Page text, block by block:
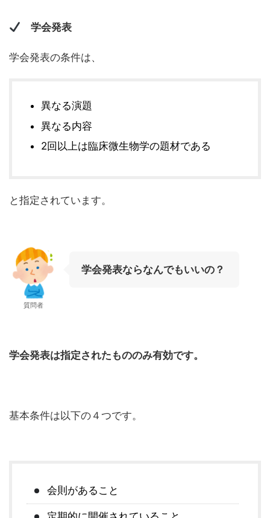
学会発表
学会発表の条件は、
異なる演題
異なる内容
2回以上は臨床微生物学の題材である
と指定されています。
質問者
学会発表ならなんでもいいの？
学会発表は指定されたもののみ有効です。
基本条件は以下の４つです。
会則があること